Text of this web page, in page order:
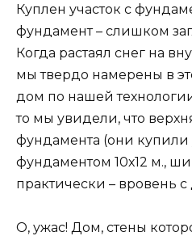
Куплен участок с
фундамент – слишком
Когда растаял снег на
мы твердо намерены в
дом по нашей
то мы увидели, что
фундамента (они купили
фундаментом 10х12 м.,
практически – вровень с
О, ужас! Дом, стены